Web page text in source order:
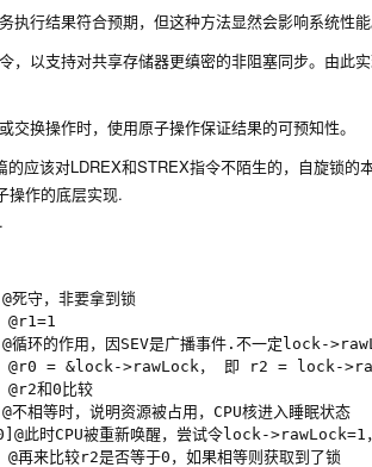
执行结果符合预期，但这种方法显然会影响系统性能
，以支持对共享存储器更缜密的非阻塞同步。由此
换操作时，使用原子操作保证结果的可预知性。
的应该对LDREX和STREX指令不陌生的，自旋锁
操作的底层实现.
守，非要拿到锁
@r1=1
的作用，因SEV是广播事件.不一定lock-
= &lock->rawLock， 即 r2 = lock-
和0比较
等时，说明资源被占用，CPU核进入睡眠状态
时CPU被重新唤醒，尝试令lock->rawLock=1
比较r2是否等于0，如果相等则获取到了锁